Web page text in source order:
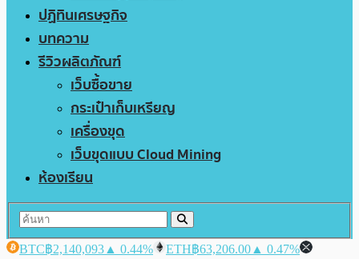
ปฏิทินเศรษฐกิจ
บทความ
รีวิวผลิตภัณฑ์
เว็บซื้อขาย
กระเป๋าเก็บเหรียญ
เครื่องขุด
เว็บขุดแบบ Cloud Mining
ห้องเรียน
BTC฿2,140,093 ▲ 0.44% ETH฿63,206.00 ▲ 0.47%